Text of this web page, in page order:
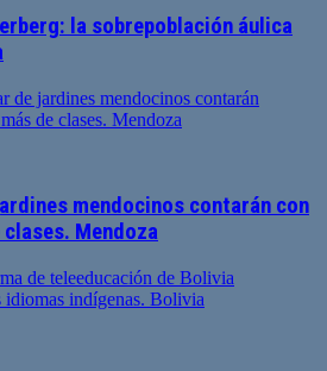
la sobrepoblación áulica
mendocinos contarán con
clases. Mendoza